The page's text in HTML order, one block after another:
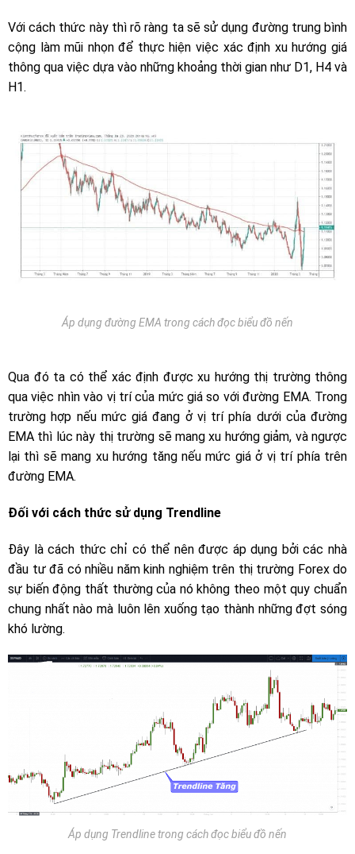
Với cách thức này thì rõ ràng ta sẽ sử dụng đường trung bình
cộng làm mũi nhọn để thực hiện việc xác định xu hướng giá
thông qua việc dựa vào những khoảng thời gian như D1, H4 và
H1.
Áp dụng đường EMA trong cách đọc biểu đồ nến
Qua đó ta có thể xác định được xu hướng thị trường thông
qua việc nhìn vào vị trí của mức giá so với đường EMA. Trong
trường hợp nếu mức giá đang ở vị trí phía dưới của đường
EMA thì lúc này thị trường sẽ mang xu hướng giảm, và ngược
lại thì sẽ mang xu hướng tăng nếu mức giá ở vị trí phía trên
đường EMA.
Đối với cách thức sử dụng Trendline
Đây là cách thức chỉ có thể nên được áp dụng bởi các nhà
đầu tư đã có nhiều năm kinh nghiệm trên thị trường Forex do
sự biến động thất thường của nó không theo một quy chuẩn
chung nhất nào mà luôn lên xuống tạo thành những đợt sóng
khó lường.
Áp dụng Trendline trong cách đọc biểu đồ nến